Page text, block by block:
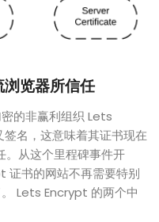
览器所信任
的非赢利组织 Lets
名，这意味着其证书现在
。从这个里程碑事件开
证书的网站不再需要特别
Lets Encrypt 的两个中